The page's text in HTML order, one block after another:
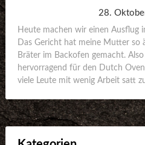
28.
Heute machen wir einen Ausflug
Das Gericht hat meine Mutter so
Bräter im Backofen gemacht.
hervorragend für den Dutch
viele Leute mit wenig Arbeit satt